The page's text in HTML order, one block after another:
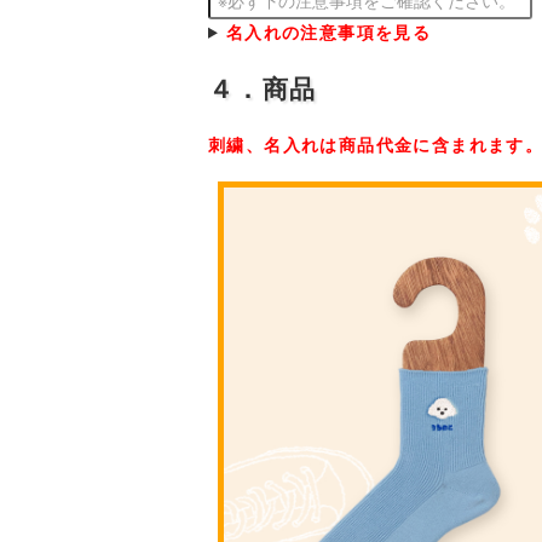
名入れの注意事項を見る
４．商品
刺繍、名入れは商品代金に含まれます